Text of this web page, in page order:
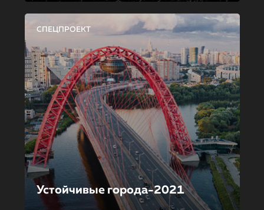
СПЕЦПРОЕКТ
Устойчивые города-2021